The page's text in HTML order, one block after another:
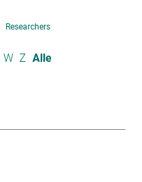
Researchers
W Z Alle